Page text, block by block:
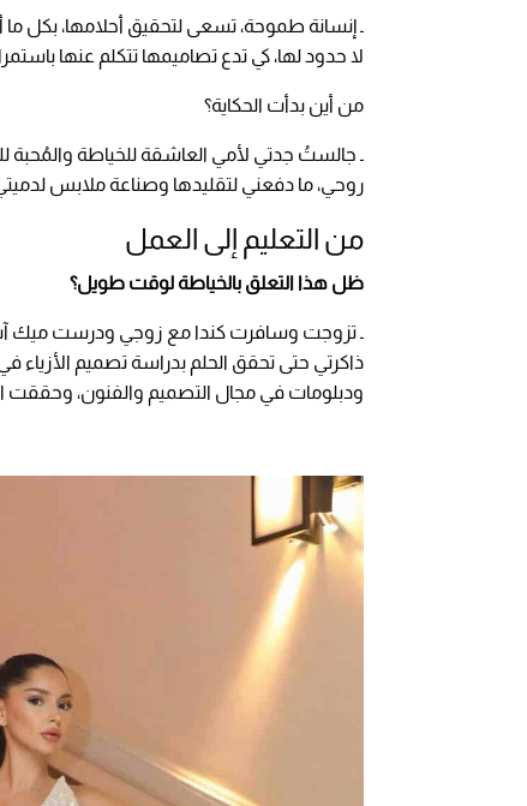
ـ إنسانة طموحة، تسعى لتحقيق أحلامها، بكل
لا حدود لها، كي تدع تصاميمها تتكلم عنها
من أين بدأت الحكاية؟
ـ جالستُ جدتي لأمي العاشقة للخياطة والمُحبة
روحي، ما دفعني لتقليدها وصناعة ملابس لدميتي
من التعليم إلى العمل
ظل هذا التعلق بالخياطة لوقت طويل؟
ـ تزوجت وسافرت كندا مع زوجي ودرست ميك آب،
ودبلومات في مجال التصميم والفنون، وحققت